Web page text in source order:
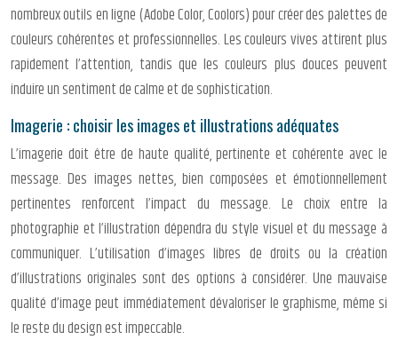
nombreux outils en ligne (Adobe Color, Coolors) pour créer des palettes de
couleurs cohérentes et professionnelles. Les couleurs vives attirent plus
rapidement l’attention, tandis que les couleurs plus douces peuvent
induire un sentiment de calme et de sophistication.
Imagerie : choisir les images et illustrations adéquates
L’imagerie doit être de haute qualité, pertinente et cohérente avec le
message. Des images nettes, bien composées et émotionnellement
pertinentes renforcent l’impact du message. Le choix entre la
photographie et l’illustration dépendra du style visuel et du message à
communiquer. L’utilisation d’images libres de droits ou la création
d’illustrations originales sont des options à considérer. Une mauvaise
qualité d’image peut immédiatement dévaloriser le graphisme, même si
le reste du design est impeccable.